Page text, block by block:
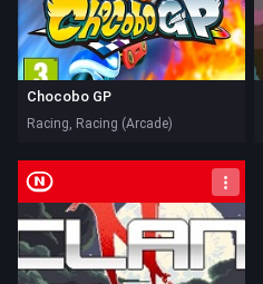
Chocobo GP
Racing, Racing (Arcade)
Nintendo Switch